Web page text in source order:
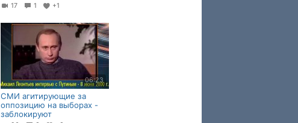
17 1 +1
06:23
СМИ агитирующие за
оппозицию на выборах -
заблокируют